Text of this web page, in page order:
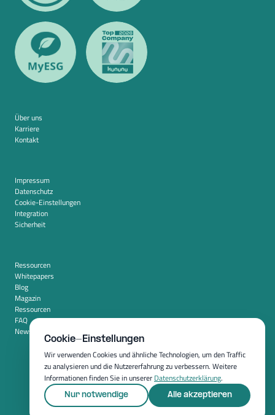
Über uns
Karriere
Kontakt
Impressum
Datenschutz
Cookie-Einstellungen
Integration
Sicherheit
Ressourcen
Whitepapers
Blog
Magazin
Ressourcen
FAQ
Newsroom
Cookie-Einstellungen
Wir verwenden Cookies und ähnliche Technologien, um den Traffic
zu analysieren und die Nutzererfahrung zu verbessern. Weitere
Informationen finden Sie in unserer Datenschutzerklärung.
Nur notwendige Alle akzeptieren